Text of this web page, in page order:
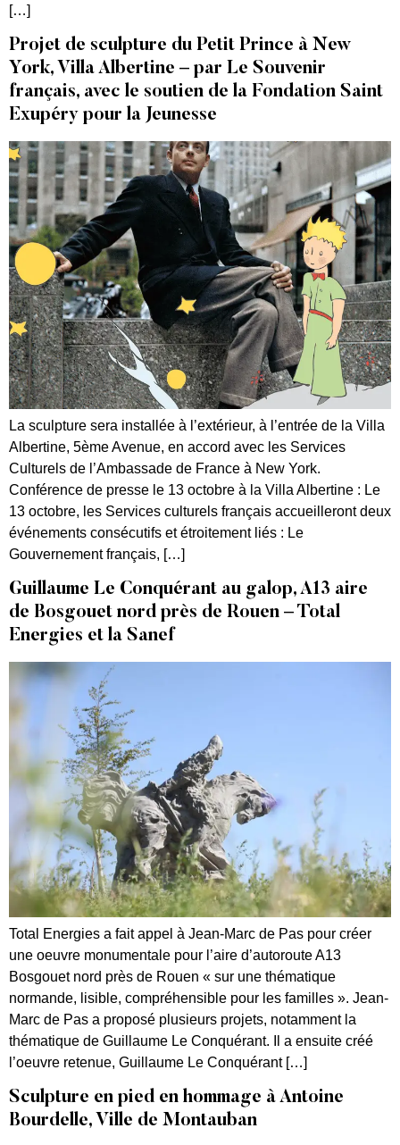
[…]
Projet de sculpture du Petit Prince à New
York, Villa Albertine – par Le Souvenir
français, avec le soutien de la Fondation Saint
Exupéry pour la Jeunesse
La sculpture sera installée à l’extérieur, à l’entrée de la Villa
Albertine, 5ème Avenue, en accord avec les Services
Culturels de l’Ambassade de France à New York.
Conférence de presse le 13 octobre à la Villa Albertine : Le
13 octobre, les Services culturels français accueilleront deux
événements consécutifs et étroitement liés : Le
Gouvernement français, […]
Guillaume Le Conquérant au galop, A13 aire
de Bosgouet nord près de Rouen – Total
Energies et la Sanef
Total Energies a fait appel à Jean-Marc de Pas pour créer
une oeuvre monumentale pour l’aire d’autoroute A13
Bosgouet nord près de Rouen « sur une thématique
normande, lisible, compréhensible pour les familles ». Jean-
Marc de Pas a proposé plusieurs projets, notamment la
thématique de Guillaume Le Conquérant. Il a ensuite créé
l’oeuvre retenue, Guillaume Le Conquérant […]
Sculpture en pied en hommage à Antoine
Bourdelle, Ville de Montauban